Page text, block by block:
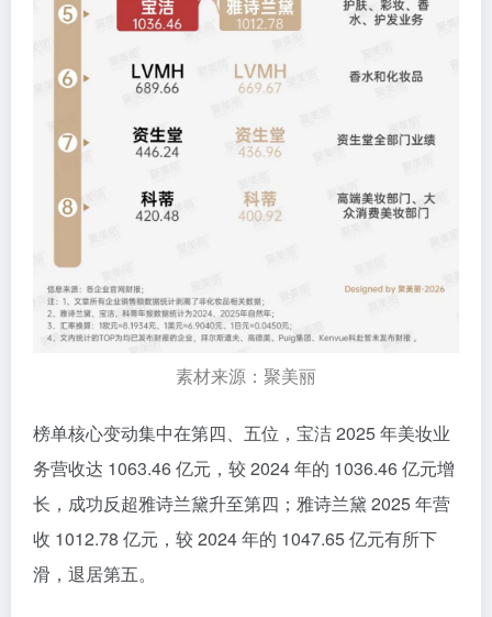
素材来源：聚美丽
榜单核心变动集中在第四、五位，宝洁 2025 年美妆业
务营收达 1063.46 亿元，较 2024 年的 1036.46 亿元增
长，成功反超雅诗兰黛升至第四；雅诗兰黛 2025 年营
收 1012.78 亿元，较 2024 年的 1047.65 亿元有所下
滑，退居第五。